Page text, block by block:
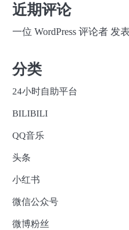
近期评论
一位 WordPress 评论者 发
分类
24小时自助平台
BILIBILI
QQ音乐
头条
小红书
微信公众号
微博粉丝